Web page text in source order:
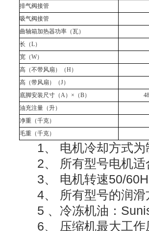
排气阀接管
吸气阀接管
曲轴箱加热器功率（瓦）
长（L）
宽（W）
高（不带风扇）（H ）
高（带风扇）（J）
底脚安装尺寸（A）×（B）
油充注量（升）
净重（千克）
毛重（千克）
1、 电机冷却方式为
2、 所有型号电机适
3、 电机转速50/
4、 所有型号的润滑
5 、冷冻机油：
6、 压缩机最大工作